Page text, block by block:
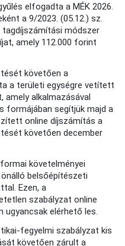
elfogadta a MÉK 2026.
a 9/2023. (05.12.) sz.
módszer
amely 112.000 forint
követően a
a területi egységre vetített
alkalmazásával
formájában segítjük majd a
online díjszámítás a
követően december
követelményei
belsőépítészeti
Ezen, a
szabályzat online
ugyancsak elérhető les.
fegyelmi szabályzat kis
követően zárult a